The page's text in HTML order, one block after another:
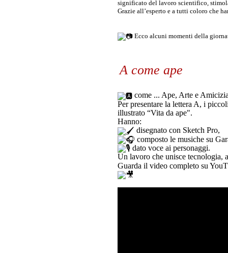
significato del lavoro scientifico,
Grazie all’esperto e a tutti coloro che
Ecco alcuni momenti della
A come ape
come ... Ape, Arte e
Per presentare la lettera A, i
illustrato “Vita da ape".
Hanno:
disegnato con Sketch Pro,
composto le musiche su
dato voce ai personaggi.
Un lavoro che unisce
Guarda il video completo su